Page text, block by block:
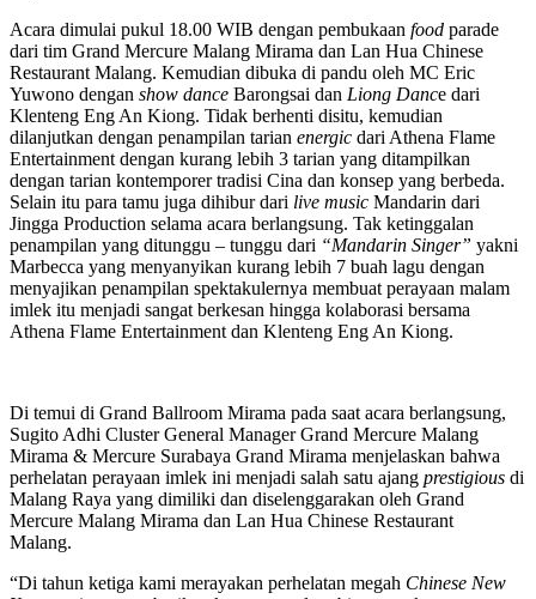
Acara dimulai pukul 18.00 WIB dengan pembukaan food parade
dari tim Grand Mercure Malang Mirama dan Lan Hua Chinese
Restaurant Malang. Kemudian dibuka di pandu oleh MC Eric
Yuwono dengan show dance Barongsai dan Liong Dance dari
Klenteng Eng An Kiong. Tidak berhenti disitu, kemudian
dilanjutkan dengan penampilan tarian energic dari Athena Flame
Entertainment dengan kurang lebih 3 tarian yang ditampilkan
dengan tarian kontemporer tradisi Cina dan konsep yang berbeda.
Selain itu para tamu juga dihibur dari live music Mandarin dari
Jingga Production selama acara berlangsung. Tak ketinggalan
penampilan yang ditunggu – tunggu dari “Mandarin Singer” yakni
Marbecca yang menyanyikan kurang lebih 7 buah lagu dengan
menyajikan penampilan spektakulernya membuat perayaan malam
imlek itu menjadi sangat berkesan hingga kolaborasi bersama
Athena Flame Entertainment dan Klenteng Eng An Kiong.
Di temui di Grand Ballroom Mirama pada saat acara berlangsung,
Sugito Adhi Cluster General Manager Grand Mercure Malang
Mirama & Mercure Surabaya Grand Mirama menjelaskan bahwa
perhelatan perayaan imlek ini menjadi salah satu ajang prestigious di
Malang Raya yang dimiliki dan diselenggarakan oleh Grand
Mercure Malang Mirama dan Lan Hua Chinese Restaurant
Malang.
“Di tahun ketiga kami merayakan perhelatan megah Chinese New